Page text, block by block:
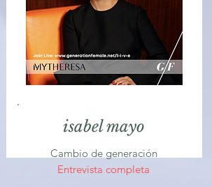
isabel mayo
Cambio de generación
Entrevista completa